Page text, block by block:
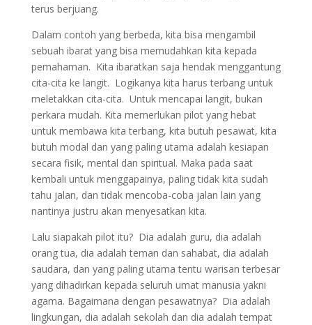
terus berjuang.
Dalam contoh yang berbeda, kita bisa mengambil
sebuah ibarat yang bisa memudahkan kita kepada
pemahaman. Kita ibaratkan saja hendak menggantung
cita-cita ke langit. Logikanya kita harus terbang untuk
meletakkan cita-cita. Untuk mencapai langit, bukan
perkara mudah. Kita memerlukan pilot yang hebat
untuk membawa kita terbang, kita butuh pesawat, kita
butuh modal dan yang paling utama adalah kesiapan
secara fisik, mental dan spiritual. Maka pada saat
kembali untuk menggapainya, paling tidak kita sudah
tahu jalan, dan tidak mencoba-coba jalan lain yang
nantinya justru akan menyesatkan kita.
Lalu siapakah pilot itu? Dia adalah guru, dia adalah
orang tua, dia adalah teman dan sahabat, dia adalah
saudara, dan yang paling utama tentu warisan terbesar
yang dihadirkan kepada seluruh umat manusia yakni
agama. Bagaimana dengan pesawatnya? Dia adalah
lingkungan, dia adalah sekolah dan dia adalah tempat